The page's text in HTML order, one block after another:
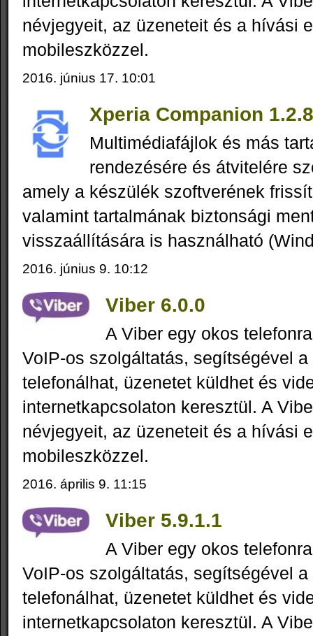
névjegyeit, az üzeneteit és a hívási
mobileszközzel.
2016. június 17. 10:01
Xperia Companion
Multimédiafájlok és más
rendezésére és átvitelére
amely a készülék szoftverének
valamint tartalmának biztonsági
visszaállítására is használható
2016. június 9. 10:12
Viber 6.0.0
A Viber egy okos
VoIP-os szolgáltatás, segítségével
telefonálhat, üzenetet küldhet és
internetkapcsolaton keresztül. A
névjegyeit, az üzeneteit és a hívási
mobileszközzel.
2016. április 9. 11:15
Viber 5.9.1.1
A Viber egy okos
VoIP-os szolgáltatás, segítségével
telefonálhat, üzenetet küldhet és
internetkapcsolaton keresztül. A